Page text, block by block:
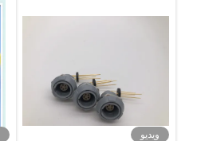
ویدیو